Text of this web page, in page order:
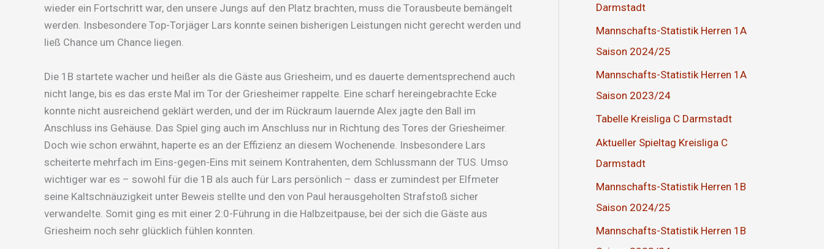
wieder ein Fortschritt war, den unsere Jungs auf den Platz brachten, muss die Torausbeute bemängelt
werden. Insbesondere Top-Torjäger Lars konnte seinen bisherigen Leistungen nicht gerecht werden und
ließ Chance um Chance liegen.
Die 1B startete wacher und heißer als die Gäste aus Griesheim, und es dauerte dementsprechend auch
nicht lange, bis es das erste Mal im Tor der Griesheimer rappelte. Eine scharf hereingebrachte Ecke
konnte nicht ausreichend geklärt werden, und der im Rückraum lauernde Alex jagte den Ball im
Anschluss ins Gehäuse. Das Spiel ging auch im Anschluss nur in Richtung des Tores der Griesheimer.
Doch wie schon erwähnt, haperte es an der Effizienz an diesem Wochenende. Insbesondere Lars
scheiterte mehrfach im Eins-gegen-Eins mit seinem Kontrahenten, dem Schlussmann der TUS. Umso
wichtiger war es – sowohl für die 1B als auch für Lars persönlich – dass er zumindest per Elfmeter
seine Kaltschnäuzigkeit unter Beweis stellte und den von Paul herausgeholten Strafstoß sicher
verwandelte. Somit ging es mit einer 2:0-Führung in die Halbzeitpause, bei der sich die Gäste aus
Griesheim noch sehr glücklich fühlen konnten.
Darmstadt
Mannschafts-Statistik Herren 1A
Saison 2024/25
Mannschafts-Statistik Herren 1A
Saison 2023/24
Tabelle Kreisliga C Darmstadt
Aktueller Spieltag Kreisliga C
Darmstadt
Mannschafts-Statistik Herren 1B
Saison 2024/25
Mannschafts-Statistik Herren 1B